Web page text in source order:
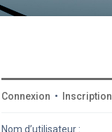
Connexion • Inscription
Nom d’utilisateur :